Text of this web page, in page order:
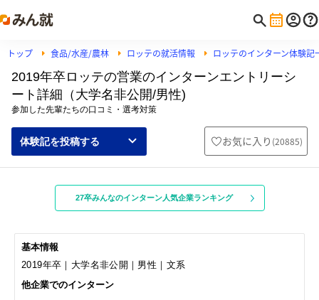
トップ 食品/水産/農林 ロッテの就活情報 ロッテのインターン体験記
2019年卒ロッテの営業のインターンエントリーシ
ート詳細（大学名非公開/男性)
参加した先輩たちの口コミ・選考対策
体験記を投稿する お気に入り (20885)
27卒みんなのインターン人気企業ランキング
基本情報
2019年卒｜大学名非公開｜男性｜文系
他企業でのインターン